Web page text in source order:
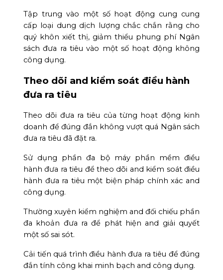
Tập trung vào một số hoạt động cung cung
cấp loại dung dịch lượng chắc chắn rằng cho
quý khôn xiết thị, giảm thiểu phung phí Ngân
sách đưa ra tiêu vào một số hoạt động không
công dụng.
Theo dõi and kiểm soát điều hành
đưa ra tiêu
Theo dõi đưa ra tiêu của từng hoạt động kinh
doanh để đúng đắn không vượt quá Ngân sách
đưa ra tiêu đã đặt ra.
Sử dụng phần đa bộ máy phần mềm điều
hành đưa ra tiêu để theo dõi and kiểm soát điều
hành đưa ra tiêu một biện pháp chính xác and
công dụng.
Thường xuyên kiểm nghiệm and đối chiếu phần
đa khoản đưa ra để phát hiện and giải quyết
một số sai sót.
Cải tiến quá trình điều hành đưa ra tiêu để đúng
đắn tính công khai minh bạch and công dụng.